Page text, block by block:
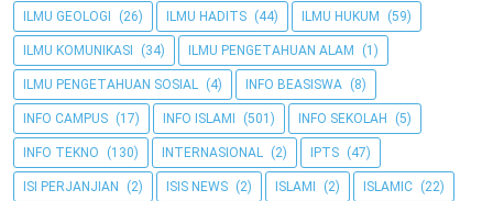
ILMU GEOLOGI (26) ILMU HADITS (44) ILMU HUKUM (59)
ILMU KOMUNIKASI (34) ILMU PENGETAHUAN ALAM (1)
ILMU PENGETAHUAN SOSIAL (4) INFO BEASISWA (8)
INFO CAMPUS (17) INFO ISLAMI (501) INFO SEKOLAH (5)
INFO TEKNO (130) INTERNASIONAL (2) IPTS (47)
ISI PERJANJIAN (2) ISIS NEWS (2) ISLAMI (2) ISLAMIC (22)